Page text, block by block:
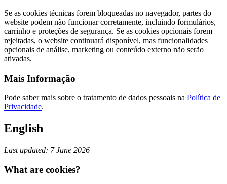
Se as cookies técnicas forem bloqueadas no navegador, partes do
website podem não funcionar corretamente, incluindo formulários,
carrinho e proteções de segurança. Se as cookies opcionais forem
rejeitadas, o website continuará disponível, mas funcionalidades
opcionais de análise, marketing ou conteúdo externo não serão
ativadas.
Mais Informação
Pode saber mais sobre o tratamento de dados pessoais na Política de
Privacidade.
English
Last updated: 7 June 2026
What are cookies?